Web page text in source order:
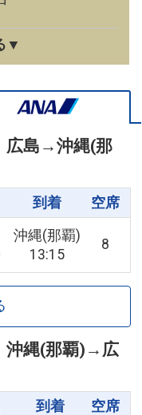
▼
広島 →沖縄(那
到着 空席
沖縄(那覇)
13:15
8
沖縄(那覇) → 広
到着 空席